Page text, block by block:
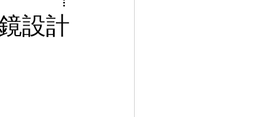
設計